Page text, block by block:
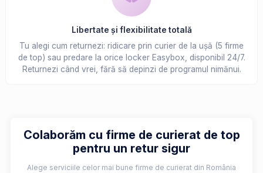
Libertate și flexibilitate totală
Tu alegi cum returnezi: ridicare prin curier de la ușă (5 firme
de top) sau predare la orice locker Easybox, disponibil 24/7.
Returnezi când vrei, fără să depinzi de programul nimănui.
Colaborăm cu firme de curierat de top
pentru un retur sigur
Alege serviciile celor mai bune firme de curierat din România